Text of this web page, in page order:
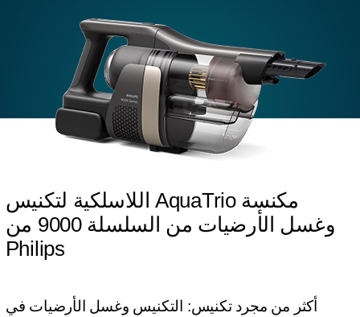
مكنسة AquaTrio اللاسلكية لتكنيس
وغسل الأرضيات من السلسلة 9000 من
Philips
أكثر من مجرد تكنيس: التكنيس وغسل الأرضيات في